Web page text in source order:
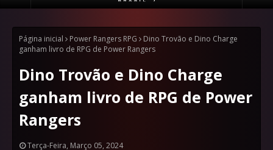
Página inicial Power Rangers RPG
Dino Trovão e Dino Charge
ganham livro de RPG de Power Rangers
Dino Trovão e Dino Charge
ganham livro de RPG de Power
Rangers
Terça-Feira, Março 05, 2024